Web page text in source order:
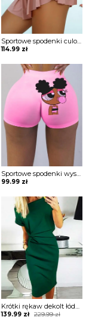
Sportowe spodenki culotte design ze sznurkiem szorty Meaghan
114.99 zł
Sportowe spodenki wyszczuplające brzuch z wysokim stanem w literę grafikę kreskówkę szorty Osanna
99.99 zł
Krótki rękaw dekolt łódka marszczenie midi za kolano casual na co dzień kobieca sukienka Jadviga
229.99zł
Original
139.99 zł
Current